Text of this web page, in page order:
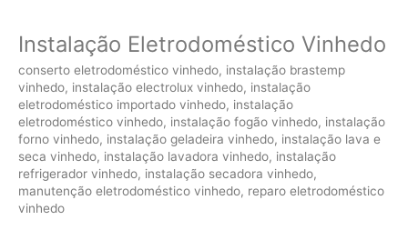
Instalação Eletrodoméstico Vinhedo
conserto eletrodoméstico vinhedo, instalação brastemp
vinhedo, instalação electrolux vinhedo, instalação
eletrodoméstico importado vinhedo, instalação
eletrodoméstico vinhedo, instalação fogão vinhedo, instalação
forno vinhedo, instalação geladeira vinhedo, instalação lava e
seca vinhedo, instalação lavadora vinhedo, instalação
refrigerador vinhedo, instalação secadora vinhedo,
manutenção eletrodoméstico vinhedo, reparo eletrodoméstico
vinhedo